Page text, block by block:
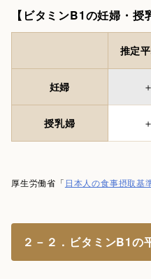
【ビタミンB1の妊婦・授
推定
妊婦
授乳婦
厚生労働省「 日本人の食事摂取基
２－２．ビタミンB1の